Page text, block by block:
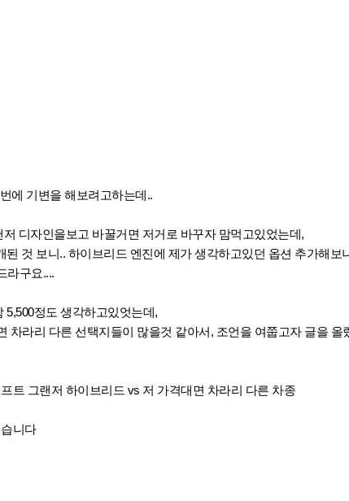
에 기변을 해보려고하는데..
디자인을보고 바꿀거면 저거로 바꾸자 맘먹고있었는데,
된 것 보니.. 하이브리드 엔진에 제가 생각하고있던 옵션 추가해보
라구요....
5,500정도 생각하고있엇는데,
차라리 다른 선택지들이 많을것 같아서, 조언을 여쭙고자 글을 올
트 그랜저 하이브리드 vs 저 가격대면 차라리 다른 차종
니다